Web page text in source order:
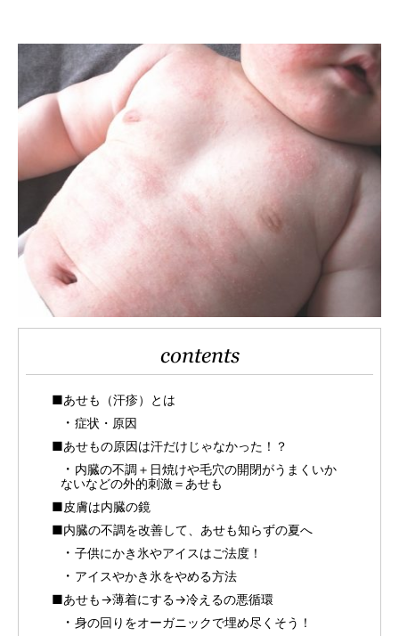
contents
■あせも（汗疹）とは
症状・原因
■あせもの原因は汗だけじゃなかった！？
内臓の不調＋日焼けや毛穴の開閉がうまくいか
ないなどの外的刺激＝あせも
■皮膚は内臓の鏡
■内臓の不調を改善して、あせも知らずの夏へ
子供にかき氷やアイスはご法度！
アイスやかき氷をやめる方法
■あせも→薄着にする→冷えるの悪循環
身の回りをオーガニックで埋め尽くそう！